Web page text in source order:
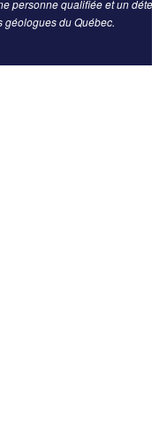
personne qualifiée et un
géologues du Québec.